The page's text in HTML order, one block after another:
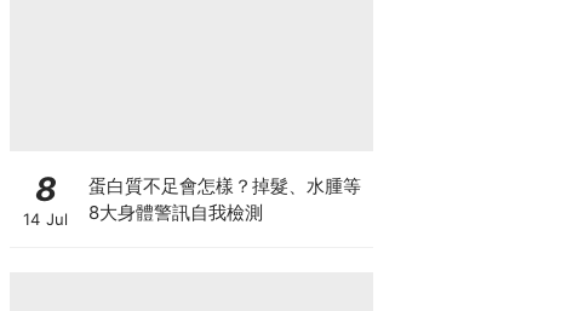
8
14 Jul
蛋白質不足會怎樣？掉髮、水腫等
8大身體警訊自我檢測